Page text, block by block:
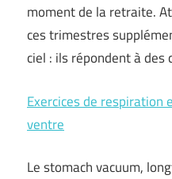
moment de la retraite.
ces trimestres
ciel : ils répondent à
Exercices de respiration
ventre
Le stomach vacuum,